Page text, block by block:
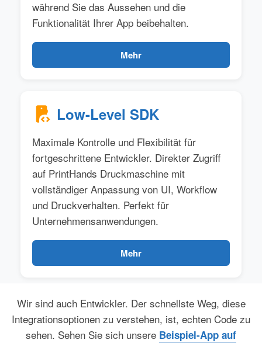
während Sie das Aussehen und die
Funktionalität Ihrer App beibehalten.
Mehr
Low-Level SDK
Maximale Kontrolle und Flexibilität für
fortgeschrittene Entwickler. Direkter Zugriff
auf PrintHands Druckmaschine mit
vollständiger Anpassung von UI, Workflow
und Druckverhalten. Perfekt für
Unternehmensanwendungen.
Mehr
Wir sind auch Entwickler. Der schnellste Weg, diese
Integrationsoptionen zu verstehen, ist, echten Code zu
sehen. Sehen Sie sich unsere Beispiel-App auf